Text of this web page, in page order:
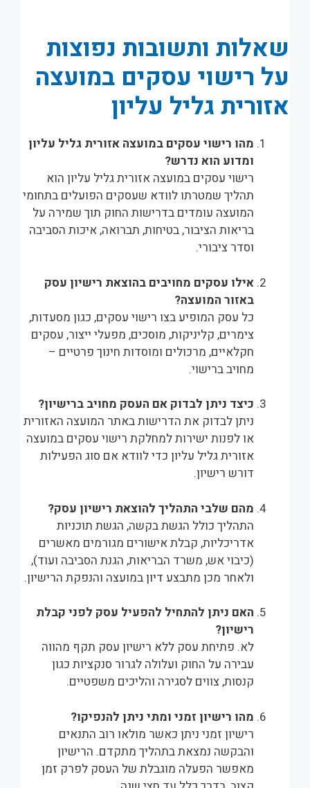
שאלות ותשובות נפוצות
על רישוי עסקים במועצה
אזורית גליל עליון
מהו רישוי עסקים במועצה אזורית גליל עליון
ומדוע הוא נדרש?
רישוי עסקים במועצה אזורית גליל עליון הוא
תהליך שמטרתו לוודא שעסקים הפועלים בתחומי
המועצה עומדים בדרישות החוק תוך שמירה על
בריאות הציבור, בטיחות, תברואה, איכות הסביבה
וסדר ציבורי.
אילו עסקים מחויבים בהוצאת רישיון עסק
באזור המועצה?
כל עסק המופיע בצו רישוי עסקים, כגון מסעדות,
צימרים, קליניקות, מוסכים, מפעלי ייצור, עסקים
חקלאיים, מרכולים ומוסדות חינוך פרטיים –
מחויב ברישוי.
כיצד ניתן לבדוק אם העסק מחויב ברישיון?
ניתן לבדוק את הדרישות באתר המועצה האזורית
או לפנות ישירות למחלקת רישוי עסקים במועצה
אזורית גליל עליון כדי לוודא אם סוג הפעילות
דורש רישיון.
מהם שלבי התהליך להוצאת רישיון עסק?
התהליך כולל הגשת בקשה, הגשת תוכניות
אדריכליות, קבלת אישורים מגורמים מאשרים
(כיבוי אש, משרד הבריאות, הגנת הסביבה ועוד),
ולאחר מכן מתבצע דיון במועצה והנפקת הרישיון.
האם ניתן להתחיל להפעיל עסק לפני קבלת
רישיון?
לא. פתיחת עסק ללא רישיון עסק תקף מהווה
עבירה על החוק ועלולה לגרור סנקציות כגון
קנסות, צווים לסגירה והליכים משפטיים.
מהו רישיון זמני ומתי ניתן להנפיקו?
רישיון זמני ניתן כאשר מולאו רוב התנאים
והבקשה נמצאת בתהליך מתקדם. הרישיון
מאפשר הפעלה מוגבלת של העסק לפרק זמן